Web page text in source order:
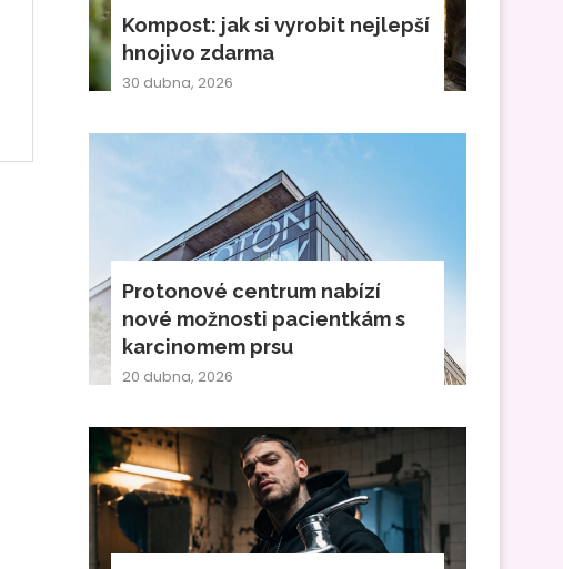
Kompost: jak si vyrobit nejlepší
hnojivo zdarma
30 dubna, 2026
Protonové centrum nabízí
nové možnosti pacientkám s
karcinomem prsu
20 dubna, 2026